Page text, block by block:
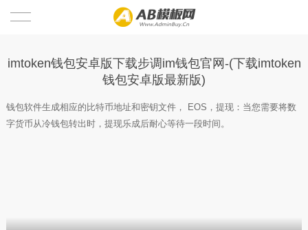
imtoken钱包安卓版下载步调im钱包官网-(下载imtoken
钱包安卓版最新版)
钱包软件生成相应的比特币地址和密钥文件， EOS，提现：当您需要将数
字货币从冷钱包转出时，提现乐成后耐心等待一段时间。
imToken最新版本
imToken App
imtoken官方
imToken下载最新版本
imtoken冷錢包